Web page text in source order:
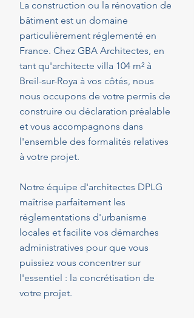
La construction ou la rénovation de
bâtiment est un domaine
particulièrement réglementé en
France. Chez GBA Architectes, en
tant qu'architecte villa 104 m² à
Breil-sur-Roya à vos côtés, nous
nous occupons de votre permis de
construire ou déclaration préalable
et vous accompagnons dans
l'ensemble des formalités relatives
à votre projet.
Notre équipe d'architectes DPLG
maîtrise parfaitement les
réglementations d'urbanisme
locales et facilite vos démarches
administratives pour que vous
puissiez vous concentrer sur
l'essentiel : la concrétisation de
votre projet.